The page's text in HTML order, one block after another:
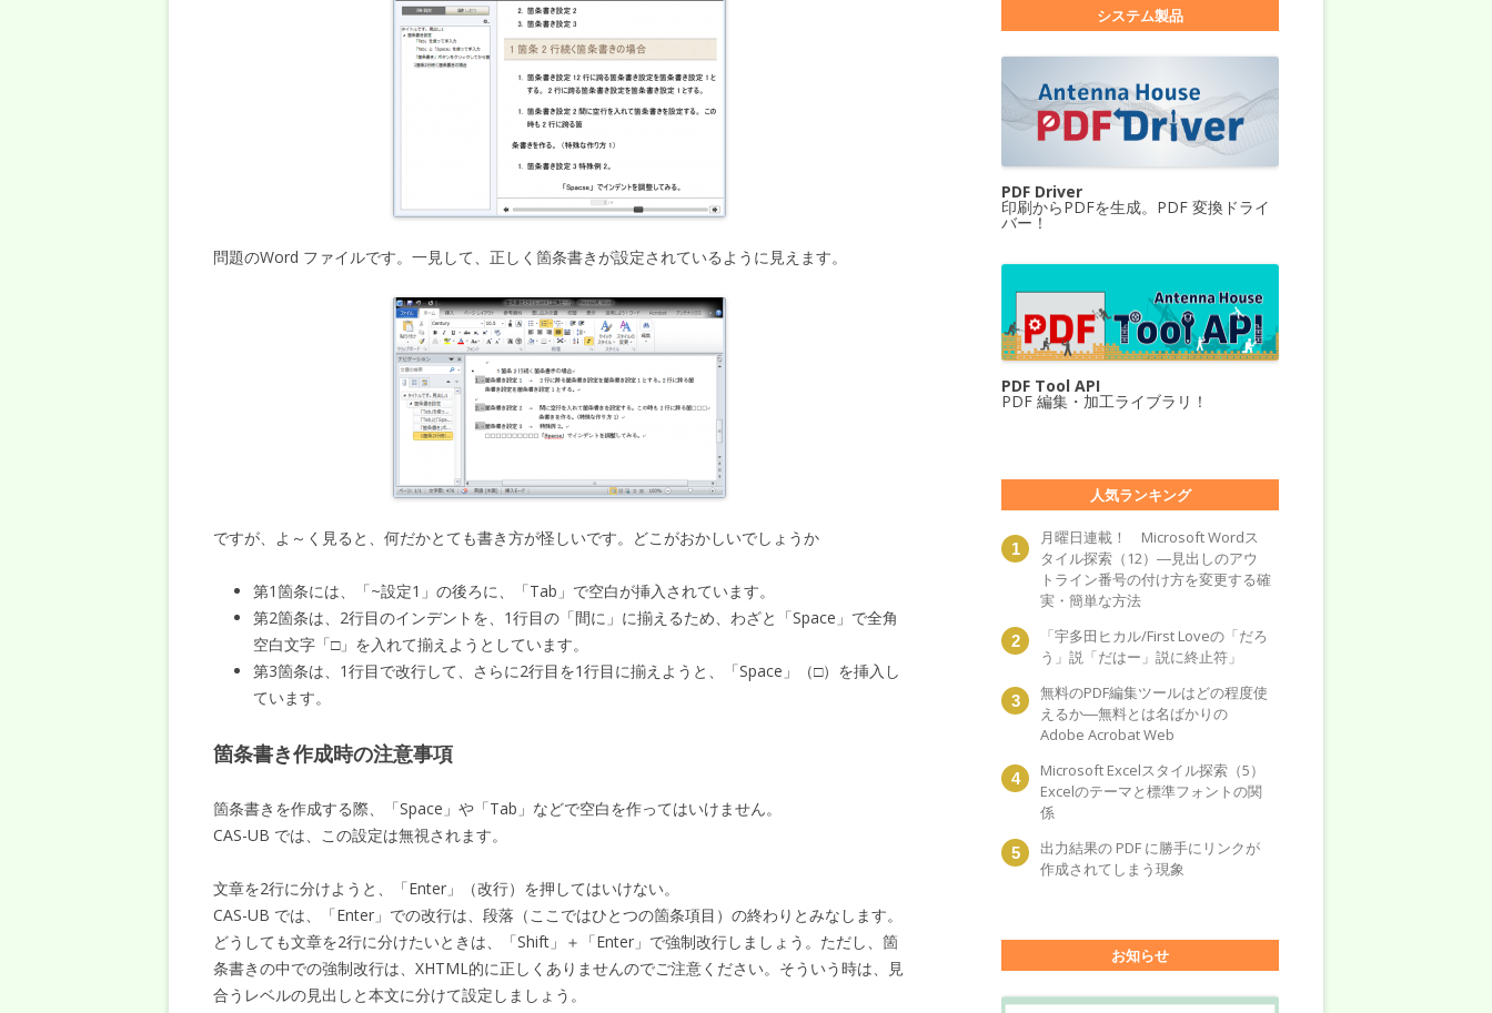
問題のWord ファイルです。一見して、正しく箇条書きが設定されているように見えます。
ですが、よ～く見ると、何だかとても書き方が怪しいです。どこがおかしいでしょうか
第1箇条には、「~設定1」の後ろに、「Tab」で空白が挿入されています。
第2箇条は、2行目のインデントを、1行目の「間に」に揃えるため、わざと「Space」で全角
空白文字「□」を入れて揃えようとしています。
第3箇条は、1行目で改行して、さらに2行目を1行目に揃えようと、「Space」（□）を挿入し
ています。
箇条書き作成時の注意事項
箇条書きを作成する際、「Space」や「Tab」などで空白を作ってはいけません。
CAS-UB では、この設定は無視されます。
文章を2行に分けようと、「Enter」（改行）を押してはいけない。
CAS-UB では、「Enter」での改行は、段落（ここではひとつの箇条項目）の終わりとみなします。
どうしても文章を2行に分けたいときは、「Shift」＋「Enter」で強制改行しましょう。ただし、箇
条書きの中での強制改行は、XHTML的に正しくありませんのでご注意ください。そういう時は、見
合うレベルの見出しと本文に分けて設定しましょう。
システム製品
PDF Driver
印刷からPDFを生成。PDF 変換ドライ
バー！
PDF Tool API
PDF 編集・加工ライブラリ！
人気ランキング
月曜日連載！ Microsoft Wordス
タイル探索（12）―見出しのアウ
トライン番号の付け方を変更する確
実・簡単な方法
「宇多田ヒカル/First Loveの「だろ
う」説「だはー」説に終止符」
無料のPDF編集ツールはどの程度使
えるか―無料とは名ばかりの
Adobe Acrobat Web
Microsoft Excelスタイル探索（5）
Excelのテーマと標準フォントの関
係
出力結果の PDF に勝手にリンクが
作成されてしまう現象
お知らせ